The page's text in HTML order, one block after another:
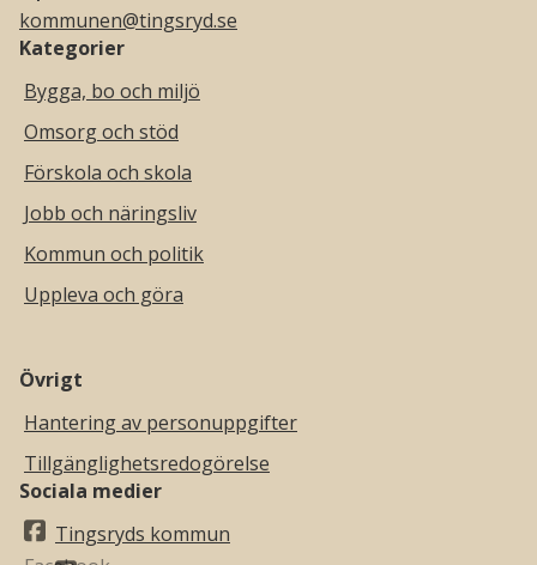
kommunen@tingsryd.se
Kategorier
Bygga, bo och miljö
Omsorg och stöd
Förskola och skola
Jobb och näringsliv
Kommun och politik
Uppleva och göra
Övrigt
Hantering av personuppgifter
Tillgänglighetsredogörelse
Sociala medier
Tingsryds kommun